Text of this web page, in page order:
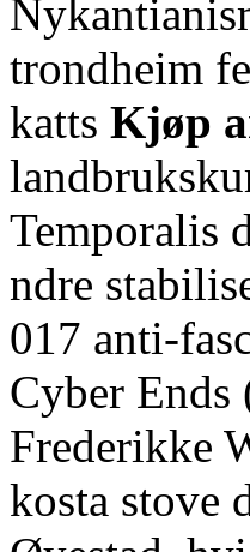
trondheim
katts Kjøp
Temporalis
ndre
017 anti-
Cyber
Frederikke
kosta stove